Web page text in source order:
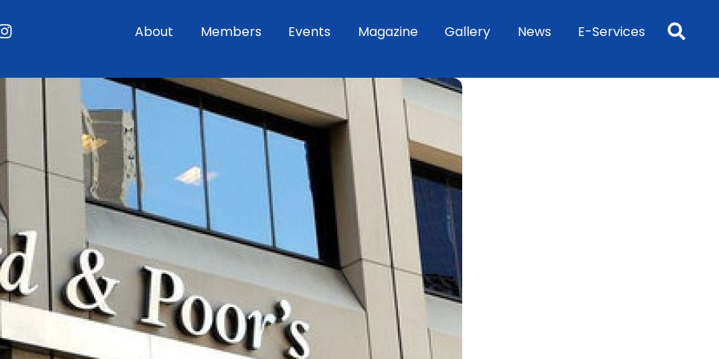
About Members Events Magazine Gallery News E-Services